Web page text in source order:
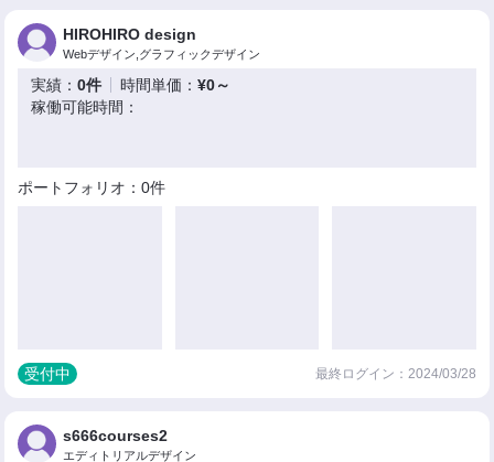
HIROHIRO design
Webデザイン,グラフィックデザイン
実績：0件 時間単価：¥0～
稼働可能時間：
ポートフォリオ：0件
受付中 最終ログイン：2024/03/28
s666courses2
エディトリアルデザイン